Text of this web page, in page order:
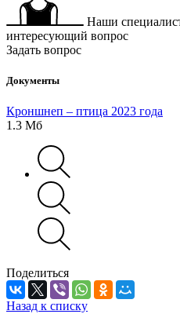
Наши
интересующий вопрос
Задать вопрос
Документы
Кроншнеп – птица 2023 года
1.3 Мб
Поделиться
Назад к списку